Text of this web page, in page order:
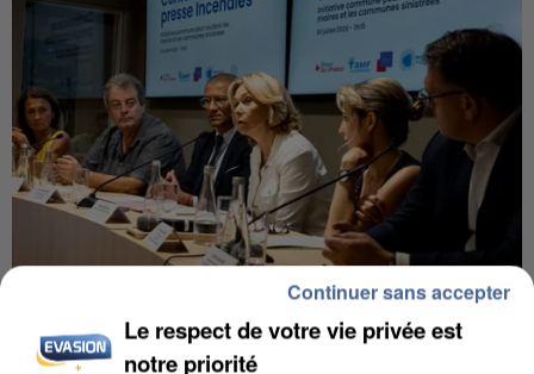
INCENDIES : L’ÎLE-DE-FRANCE LANCE UN ÉLAN
DE SOLIDARITÉ AVEC LES...
Le respect de votre vie privée est
notre priorité
Continuer sans accepter